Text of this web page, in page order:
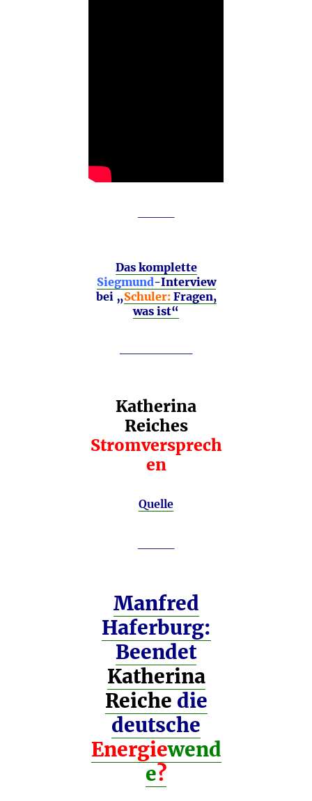
Das komplette
Siegmund-Interview
bei „Schuler: Fragen,
was ist“
Katherina
Reiches
Stromversprech
en
Quelle
Manfred
Haferburg:
Beendet
Katherina
Reiche die
deutsche
Energiewend
e?